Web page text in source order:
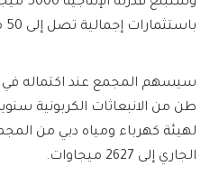
باستثمارات إجمالية تصل إلى 50 مليار درهم.
طن من الانبعاثات الكربونية
لهيئة كهرباء ومياه دبي من
الجاري إلى 2627 ميجاوات.